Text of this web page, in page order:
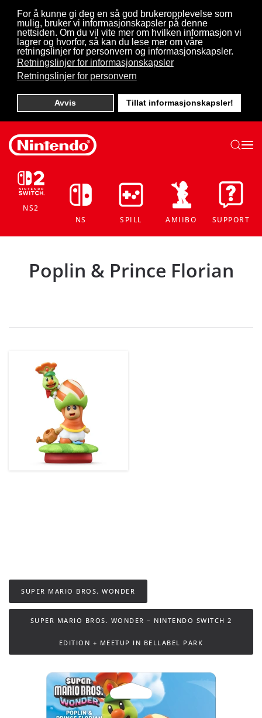
For å kunne gi deg en så god brukeropplevelse som
mulig, bruker vi informasjonskapsler på denne
nettsiden. Om du vil vite mer om hvilken informasjon vi
lagrer og hvorfor, så kan du lese mer om våre
retningslinjer for personvern og informasjonskapsler.
Retningslinjer for informasjonskapsler
Retningslinjer for personvern
Avvis Tillat informasjonskapsler!
Skip to main content
NS2
NS
SPILL AMIIBO SUPPORT
Poplin & Prince Florian
SUPER MARIO BROS. WONDER
SUPER MARIO BROS. WONDER – NINTENDO SWITCH 2
EDITION + MEETUP IN BELLABEL PARK